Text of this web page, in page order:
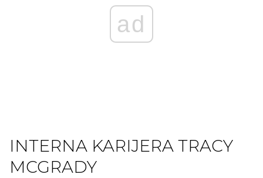
ad
INTERNA KARIJERA TRACY
MCGRADY